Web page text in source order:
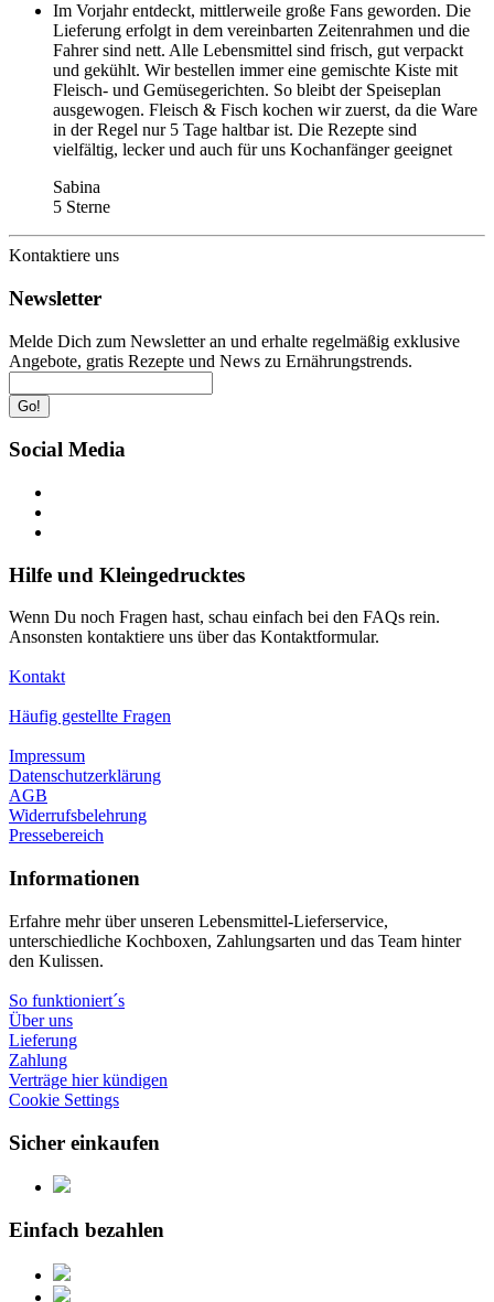
Im Vorjahr entdeckt, mittlerweile große Fans geworden. Die
Lieferung erfolgt in dem vereinbarten Zeitenrahmen und die
Fahrer sind nett. Alle Lebensmittel sind frisch, gut verpackt
und gekühlt. Wir bestellen immer eine gemischte Kiste mit
Fleisch- und Gemüsegerichten. So bleibt der Speiseplan
ausgewogen. Fleisch & Fisch kochen wir zuerst, da die Ware
in der Regel nur 5 Tage haltbar ist. Die Rezepte sind
vielfältig, lecker und auch für uns Kochanfänger geeignet
Sabina
5 Sterne
Kontaktiere uns
Newsletter
Melde Dich zum Newsletter an und erhalte regelmäßig exklusive
Angebote, gratis Rezepte und News zu Ernährungstrends.
Go!
Social Media
Hilfe und Kleingedrucktes
Wenn Du noch Fragen hast, schau einfach bei den FAQs rein.
Ansonsten kontaktiere uns über das Kontaktformular.
Kontakt
Häufig gestellte Fragen
Impressum
Datenschutzerklärung
AGB
Widerrufsbelehrung
Pressebereich
Informationen
Erfahre mehr über unseren Lebensmittel-Lieferservice,
unterschiedliche Kochboxen, Zahlungsarten und das Team hinter
den Kulissen.
So funktioniert´s
Über uns
Lieferung
Zahlung
Verträge hier kündigen
Cookie Settings
Sicher einkaufen
Einfach bezahlen